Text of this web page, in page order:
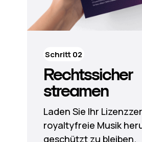
Rechtssicher
streamen
Laden Sie Ihr
royaltyfreie Musik
geschützt zu bleiben.
Schritt 02